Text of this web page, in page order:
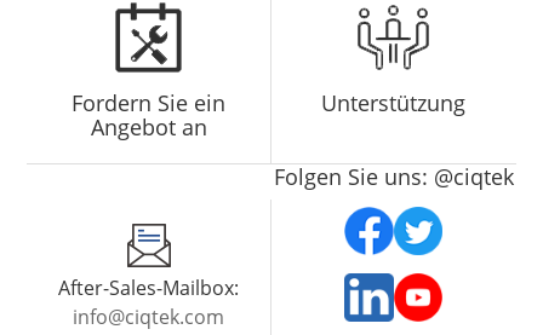
Fordern Sie ein
Angebot an
Unterstützung
After-Sales-Mailbox:
info@ciqtek.com
Folgen Sie uns: @ciqtek